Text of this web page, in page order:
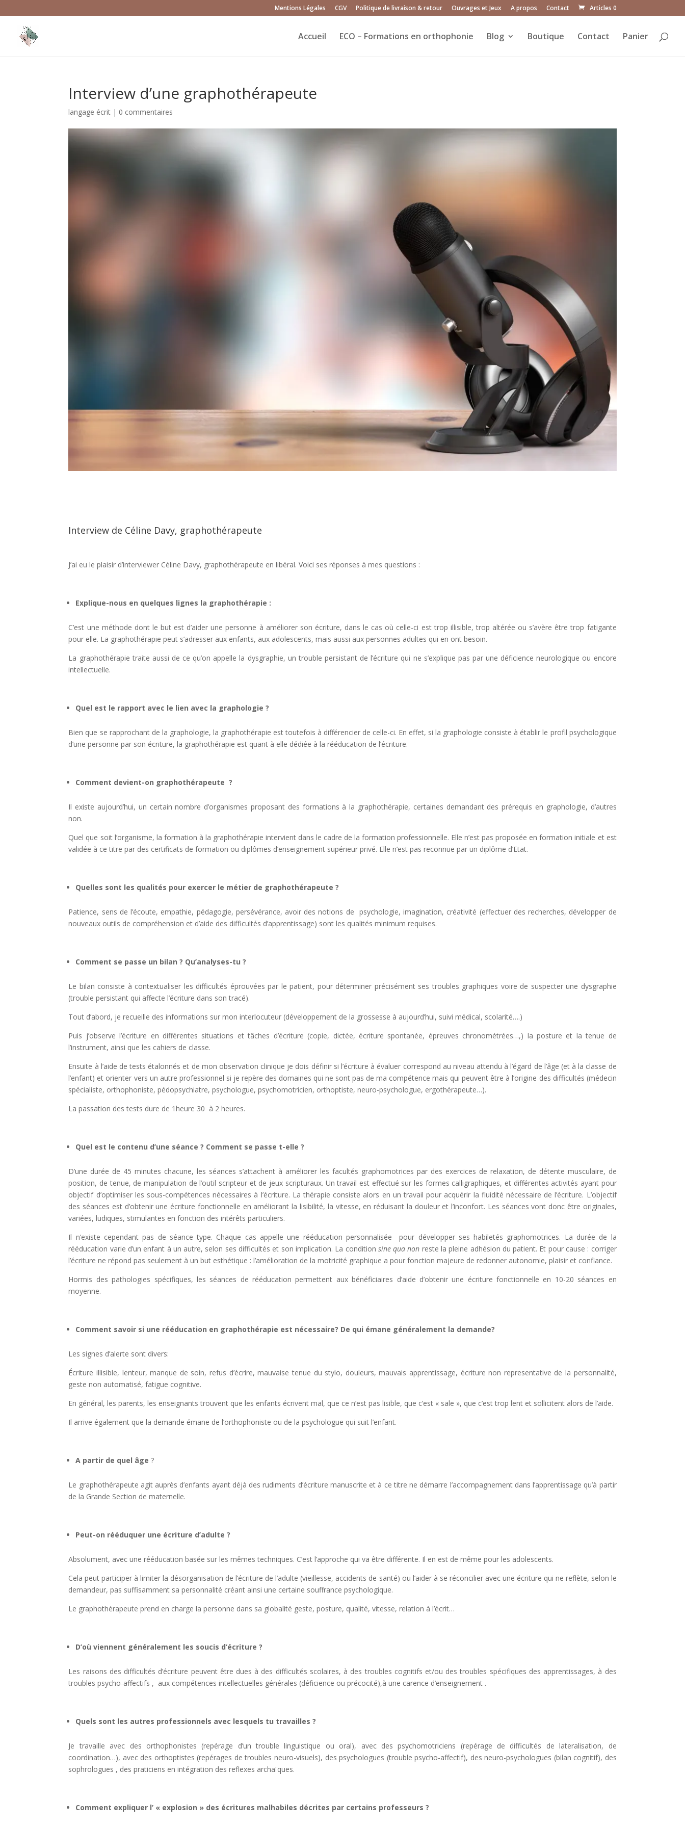
Mentions Légales CGV Politique de livraison & retour Ouvrages et Jeux A propos Contact Articles 0
Accueil ECO – Formations en orthophonie Blog Boutique Contact Panier
Interview d’une graphothérapeute
langage écrit | 0 commentaires
Interview de Céline Davy, graphothérapeute
J’ai eu le plaisir d’interviewer Céline Davy, graphothérapeute en libéral. Voici ses réponses à mes questions :
Explique-nous en quelques lignes la graphothérapie :
C’est une méthode dont le but est d’aider une personne à améliorer son écriture, dans le cas où celle-ci est trop illisible, trop altérée ou s’avère être trop fatigante
pour elle. La graphothérapie peut s’adresser aux enfants, aux adolescents, mais aussi aux personnes adultes qui en ont besoin.
La graphothérapie traite aussi de ce qu’on appelle la dysgraphie, un trouble persistant de l’écriture qui ne s’explique pas par une déficience neurologique ou encore
intellectuelle.
Quel est le rapport avec le lien avec la graphologie ?
Bien que se rapprochant de la graphologie, la graphothérapie est toutefois à différencier de celle-ci. En effet, si la graphologie consiste à établir le profil psychologique
d’une personne par son écriture, la graphothérapie est quant à elle dédiée à la rééducation de l’écriture.
Comment devient-on graphothérapeute ?
Il existe aujourd’hui, un certain nombre d’organismes proposant des formations à la graphothérapie, certaines demandant des prérequis en graphologie, d’autres
non.
Quel que soit l’organisme, la formation à la graphothérapie intervient dans le cadre de la formation professionnelle. Elle n’est pas proposée en formation initiale et est
validée à ce titre par des certificats de formation ou diplômes d’enseignement supérieur privé. Elle n’est pas reconnue par un diplôme d’Etat.
Quelles sont les qualités pour exercer le métier de graphothérapeute ?
Patience, sens de l’écoute, empathie, pédagogie, persévérance, avoir des notions de psychologie, imagination, créativité (effectuer des recherches, développer de
nouveaux outils de compréhension et d’aide des difficultés d’apprentissage) sont les qualités minimum requises.
Comment se passe un bilan ? Qu’analyses-tu ?
Le bilan consiste à contextualiser les difficultés éprouvées par le patient, pour déterminer précisément ses troubles graphiques voire de suspecter une dysgraphie
(trouble persistant qui affecte l’écriture dans son tracé).
Tout d’abord, je recueille des informations sur mon interlocuteur (développement de la grossesse à aujourd’hui, suivi médical, scolarité….)
Puis j’observe l’écriture en différentes situations et tâches d’écriture (copie, dictée, écriture spontanée, épreuves chronométrées…,) la posture et la tenue de
l’instrument, ainsi que les cahiers de classe.
Ensuite à l’aide de tests étalonnés et de mon observation clinique je dois définir si l’écriture à évaluer correspond au niveau attendu à l’égard de l’âge (et à la classe de
l’enfant) et orienter vers un autre professionnel si je repère des domaines qui ne sont pas de ma compétence mais qui peuvent être à l’origine des difficultés (médecin
spécialiste, orthophoniste, pédopsychiatre, psychologue,psychomotricien, orthoptiste, neuro-psychologue, ergothérapeute…).
La passation des tests dure de 1heure 30 à 2 heures.
Quel est le contenu d’une séance ? Comment se passe t-elle ?
D’une durée de 45 minutes chacune, les séances s’attachent à améliorer les facultés graphomotrices par des exercices de relaxation, de détente musculaire, de
position, de tenue, de manipulation de l’outil scripteur et de jeux scripturaux. Un travail est effectué sur les formes calligraphiques, et différentes activités ayant pour
objectif d’optimiser les sous-compétences nécessaires à l’écriture. La thérapie consiste alors en un travail pour acquérir la fluidité nécessaire de l’écriture. L’objectif
des séances est d’obtenir une écriture fonctionnelle en améliorant la lisibilité, la vitesse, en réduisant la douleur et l’inconfort. Les séances vont donc être originales,
variées, ludiques, stimulantes en fonction des intérêts particuliers.
Il n’existe cependant pas de séance type. Chaque cas appelle une rééducation personnalisée pour développer ses habiletés graphomotrices. La durée de la
rééducation varie d’un enfant à un autre, selon ses difficultés et son implication. La condition sine qua non reste la pleine adhésion du patient. Et pour cause : corriger
l’écriture ne répond pas seulement à un but esthétique : l’amélioration de la motricité graphique a pour fonction majeure de redonner autonomie, plaisir et confiance.
Hormis des pathologies spécifiques, les séances de rééducation permettent aux bénéficiaires d’aide d’obtenir une écriture fonctionnelle en 10-20 séances en
moyenne.
Comment savoir si une rééducation en graphothérapie est nécessaire? De qui émane généralement la demande?
Les signes d’alerte sont divers:
Écriture illisible, lenteur, manque de soin, refus d’écrire, mauvaise tenue du stylo, douleurs, mauvais apprentissage, écriture non representative de la personnalité,
geste non automatisé, fatigue cognitive.
En général, les parents, les enseignants trouvent que les enfants écrivent mal, que ce n’est pas lisible, que c’est « sale », que c’est trop lent et sollicitent alors de l’aide.
Il arrive également que la demande émane de l’orthophoniste ou de la psychologue qui suit l’enfant.
A partir de quel âge?
Le graphothérapeute agit auprès d’enfants ayant déjà des rudiments d’écriture manuscrite et à ce titre ne démarre l’accompagnement dans l’apprentissage qu’à partir
de la Grande Section de maternelle.
Peut-on rééduquer une écriture d’adulte ?
Absolument, avec une rééducation basée sur les mêmes techniques. C’est l’approche qui va être différente. Il en est de même pour les adolescents.
Cela peut participer à limiter la désorganisation de l’écriture de l’adulte (vieillesse, accidents de santé) ou l’aider à se réconcilier avec une écriture qui ne reflète, selon le
demandeur, pas suffisamment sa personnalité créant ainsi une certaine souffrance psychologique.
Le graphothérapeute prend en charge la personne dans sa globalité geste, posture, qualité, vitesse, relation à l’écrit…
D’où viennent généralement les soucis d’écriture ?
Les raisons des difficultés d’écriture peuvent être dues à des difficultés scolaires, à des troubles cognitifs et/ou des troubles spécifiques des apprentissages, à des
troubles psycho-affectifs , aux compétences intellectuelles générales (déficience ou précocité),à une carence d’enseignement .
Quels sont les autres professionnels avec lesquels tu travailles ?
Je travaille avec des orthophonistes (repérage d’un trouble linguistique ou oral), avec des psychomotriciens (repérage de difficultés de lateralisation, de
coordination…), avec des orthoptistes (repérages de troubles neuro-visuels), des psychologues (trouble psycho-affectif), des neuro-psychologues (bilan cognitif), des
sophrologues , des praticiens en intégration des reflexes archaïques.
Comment expliquer l’ « explosion » des écritures malhabiles décrites par certains professeurs ?